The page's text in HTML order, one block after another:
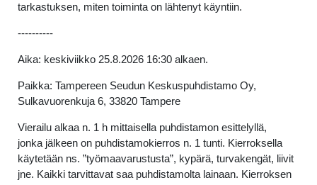
tarkastuksen, miten toiminta on lähtenyt käyntiin.
----------
Aika: keskiviikko 25.8.2026 16:30 alkaen.
Paikka: Tampereen Seudun Keskuspuhdistamo Oy,
Sulkavuorenkuja 6, 33820 Tampere
Vierailu alkaa n. 1 h mittaisella puhdistamon esittelyllä,
jonka jälkeen on puhdistamokierros n. 1 tunti. Kierroksella
käytetään ns. ”työmaavarustusta”, kypärä, turvakengät, liivit
jne. Kaikki tarvittavat saa puhdistamolta lainaan. Kierroksen